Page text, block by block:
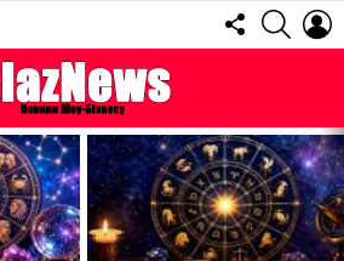
FOLLOW
US